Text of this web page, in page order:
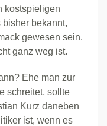
kostspieligen
bekannt,
gewesen sein.
ganz weg ist.
Ehe man zur
schreitet, sollte
Kurz daneben
ist, wenn es